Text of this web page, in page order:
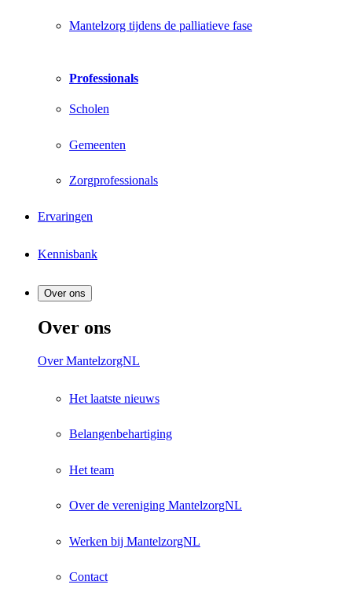
Mantelzorg tijdens de palliatieve fase
Professionals
Scholen
Gemeenten
Zorgprofessionals
Ervaringen
Kennisbank
Over ons
Over ons
Over MantelzorgNL
Het laatste nieuws
Belangenbehartiging
Het team
Over de vereniging MantelzorgNL
Werken bij MantelzorgNL
Contact